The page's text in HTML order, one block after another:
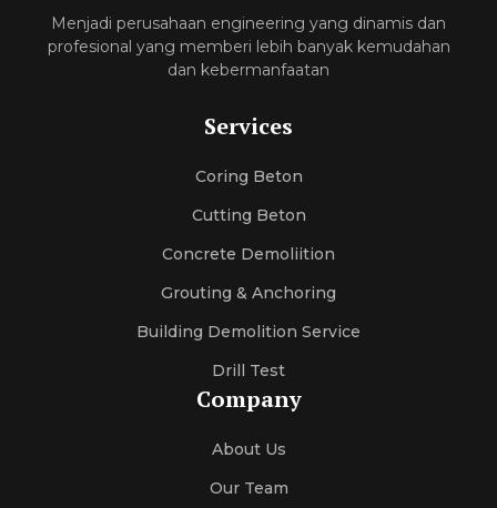
Menjadi perusahaan engineering yang dinamis dan
profesional yang memberi lebih banyak kemudahan
dan kebermanfaatan
Services
Coring Beton
Cutting Beton
Concrete Demoliition
Grouting & Anchoring
Building Demolition Service
Drill Test
Company
About Us
Our Team